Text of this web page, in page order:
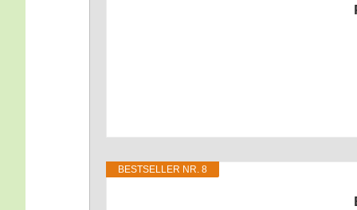
BEST­SEL­LER NR. 8